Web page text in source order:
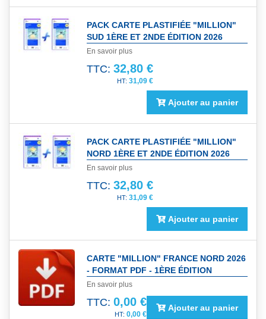
PACK CARTE PLASTIFIÉE "MILLION"
SUD 1ÈRE ET 2NDE ÉDITION 2026
En savoir plus
TTC: 32,80 €
31,09 €
Ajouter au panier
PACK CARTE PLASTIFIÉE "MILLION"
NORD 1ÈRE ET 2NDE ÉDITION 2026
En savoir plus
TTC: 32,80 €
31,09 €
Ajouter au panier
CARTE "MILLION" FRANCE NORD 2026
- FORMAT PDF - 1ÈRE ÉDITION
En savoir plus
TTC: 0,00 €
0,00 €
Ajouter au panier